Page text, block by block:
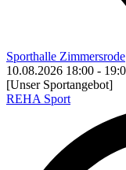
Sporthalle Zimmersrode
10.08.2026 18:00 -
[Unser Sportangebot]
REHA Sport